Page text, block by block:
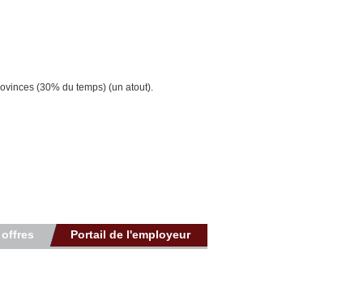
(30% du temps) (un atout).
Portail de l'employeur